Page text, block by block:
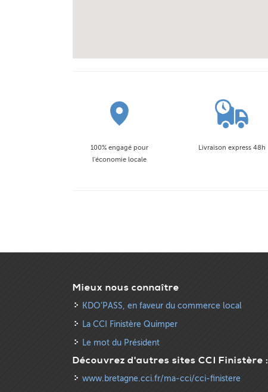
100% engagé pour
l'économie locale
Livraison express 48h
Mieux nous connaître
KDO’PASS, en faveur du commerce local
La CCI Finistère Quimper
Le mot du Président
Découvrez d'autres sites CCI Finistère :
www.bretagne.cci.fr/ma-cci/cci-finistere